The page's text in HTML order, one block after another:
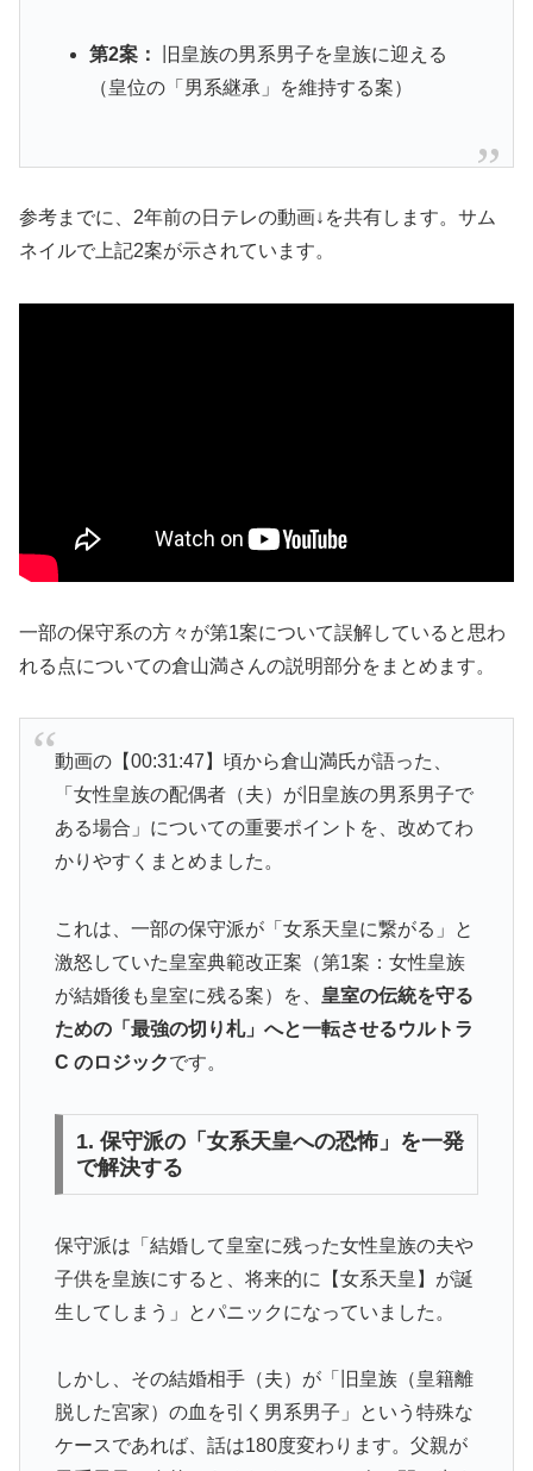
第2案：
旧皇族の男系男子を皇族に迎える
（皇位の「男系継承」を維持する案）
参考までに、2年前の日テレの動画↓を共有します。サム
ネイルで上記2案が示されています。
一部の保守系の方々が第1案について誤解していると思わ
れる点についての倉山満さんの説明部分をまとめます。
動画の【00:31:47】頃から倉山満氏が語った、
「女性皇族の配偶者（夫）が旧皇族の男系男子で
ある場合」についての重要ポイントを、改めてわ
かりやすくまとめました。
これは、一部の保守派が「女系天皇に繋がる」と
激怒していた皇室典範改正案（第1案：女性皇族
が結婚後も皇室に残る案）を、 皇室の伝統を守る
ための「最強の切り札」へと一転させるウルトラ
C のロジックです。
1. 保守派の「女系天皇への恐怖」を一発
で解決する
保守派は「結婚して皇室に残った女性皇族の夫や
子供を皇族にすると、将来的に【女系天皇】が誕
生してしまう」とパニックになっていました。
しかし、その結婚相手（夫）が「旧皇族（皇籍離
脱した宮家）の血を引く男系男子」という特殊な
ケースであれば、話は180度変わります。父親が